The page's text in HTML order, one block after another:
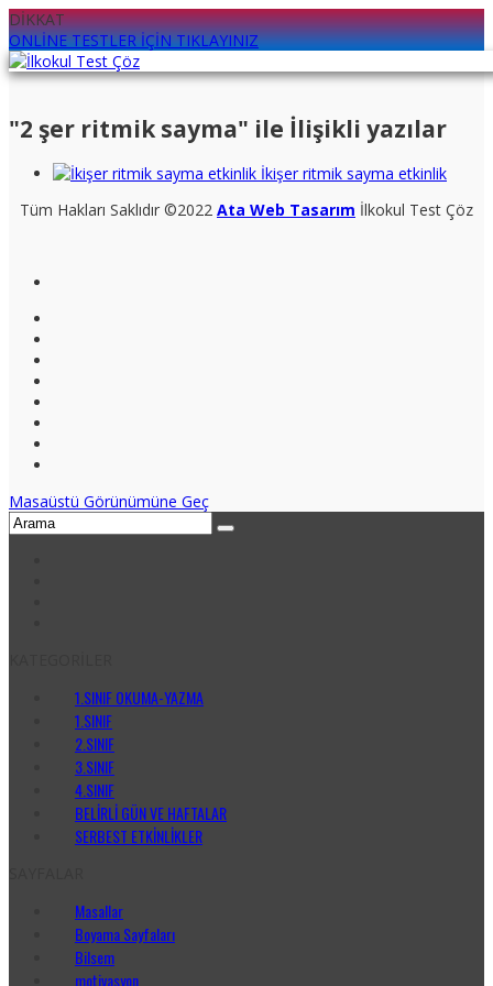
DİKKAT
ONLİNE TESTLER İÇİN TIKLAYINIZ
"2 şer ritmik sayma" ile İlişikli yazılar
İkişer ritmik sayma etkinlik
Tüm Hakları Saklıdır ©2022 Ata Web Tasarım İlkokul Test Çöz
Masaüstü Görünümüne Geç
1.SINIF OKUMA-YAZMA
1.SINIF
2.SINIF
3.SINIF
4.SINIF
BELİRLİ GÜN VE HAFTALAR
SERBEST ETKİNLİKLER
Masallar
Boyama Sayfaları
Bilsem
motivasyon